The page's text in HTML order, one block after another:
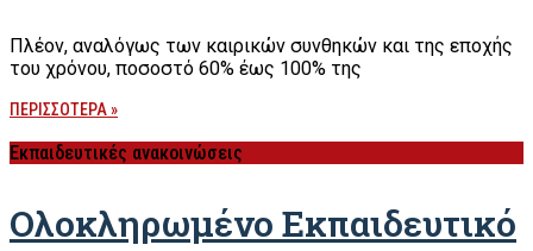
Πλέον, αναλόγως των καιρικών συνθηκών και της εποχής
του χρόνου, ποσοστό 60% έως 100% της
ΠΕΡΙΣΣΟΤΕΡΑ »
Εκπαιδευτικές ανακοινώσεις
Ολοκληρωμένο Εκπαιδευτικό